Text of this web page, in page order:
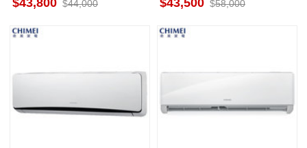
43,800 44,000 43,500 58,000